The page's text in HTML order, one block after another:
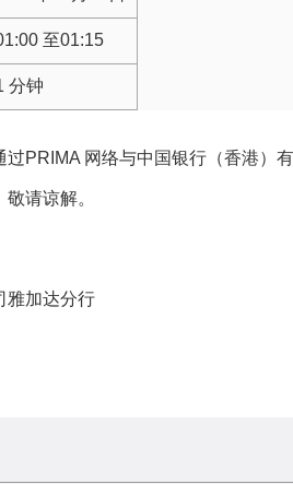
至01:15
分钟
PRIMA 网络与中国银行（香港）
请谅解。
雅加达分行